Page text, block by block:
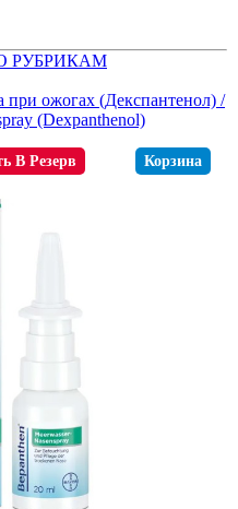
РУБРИКАМ
ожогах (Декспантенол) /
(Dexpanthenol)
В Резерв Корзина